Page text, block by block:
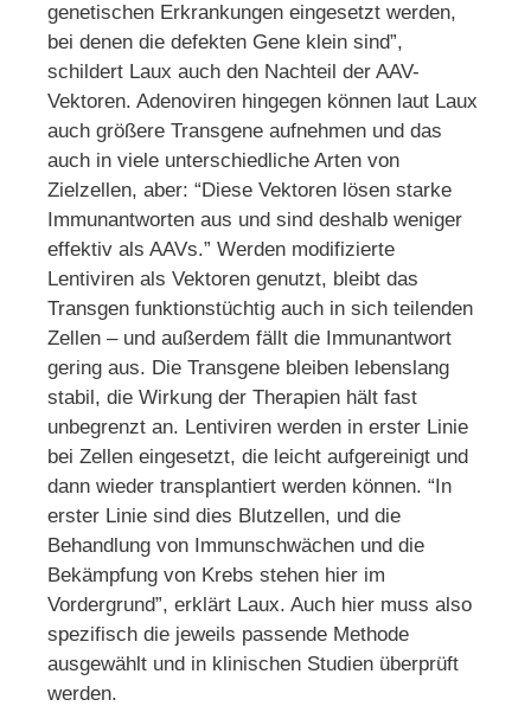
genetischen Erkrankungen eingesetzt werden,
bei denen die defekten Gene klein sind”,
schildert Laux auch den Nachteil der AAV-
Vektoren. Adenoviren hingegen können laut Laux
auch größere Transgene aufnehmen und das
auch in viele unterschiedliche Arten von
Zielzellen, aber: “Diese Vektoren lösen starke
Immunantworten aus und sind deshalb weniger
effektiv als AAVs.” Werden modifizierte
Lentiviren als Vektoren genutzt, bleibt das
Transgen funktionstüchtig auch in sich teilenden
Zellen – und außerdem fällt die Immunantwort
gering aus. Die Transgene bleiben lebenslang
stabil, die Wirkung der Therapien hält fast
unbegrenzt an. Lentiviren werden in erster Linie
bei Zellen eingesetzt, die leicht aufgereinigt und
dann wieder transplantiert werden können. “In
erster Linie sind dies Blutzellen, und die
Behandlung von Immunschwächen und die
Bekämpfung von Krebs stehen hier im
Vordergrund”, erklärt Laux. Auch hier muss also
spezifisch die jeweils passende Methode
ausgewählt und in klinischen Studien überprüft
werden.